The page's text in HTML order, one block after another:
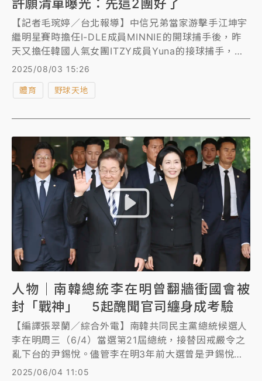
許願清單曝光：先這2團好了
【記者毛琬婷／台北報導】中信兄弟當家游擊手江坤宇
繼明星賽時擔任I-DLE成員MINNIE的開球捕手後，昨
天又擔任韓國人氣女團ITZY成員Yuna的接球捕手，讓
社群媒體上湧現「為什麼阿坤可以？」、「江坤宇又贏
了」等話題，江坤宇說自己真的是解鎖了很多人生成
就，被問到許願清單，他笑著說：「aespa、LE
2025/08/03 15:26
體育 野球天地
人物｜南韓總統李在明曾翻牆衝國會被
封「戰神」 5起醜聞官司纏身成考驗
【編譯張翠蘭／綜合外電】南韓共同民主黨總統候選人
李在明周三（6/4）當選第21屆總統，接替因戒嚴令之
亂下台的尹錫悅。儘管李在明3年前大選曾是尹錫悅手
下敗將，他去年底在戒嚴第一時間直衝國會，並開網路
2025/06/04 11:05